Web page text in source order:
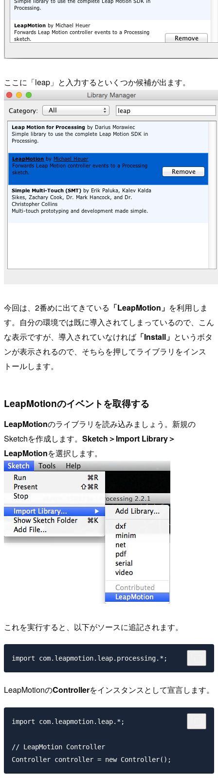
ここに「leap」と入力するといくつか候補が出ます。
今回は、2番めに出てきている 「LeapMotion」 を利用しま
す。自分の環境では既に導入されてしまっているので、こん
な表示ですが、導入されていなければ 「Install」 というボタ
ンが表示されるので、そちらを押してライブラリをインス
トールします。
LeapMotionのイベントを取得する
LeapMotionのライブラリを読み込みましょう。新規の
Sketchを作成します。 Sketch＞Import Library＞
LeapMotionを選択します。
これを実行すると、以下がソースに追記されます。
LeapMotionのControllerをインスタンスとして宣言します。
import com.leapmotion.leap.*;
// LeapMotion Controller